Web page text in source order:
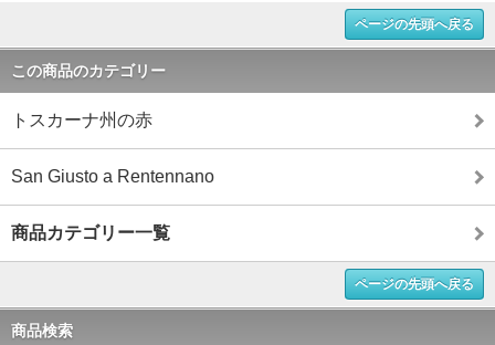
ページの先頭へ戻る
この商品のカテゴリー
トスカーナ州の赤
San Giusto a Rentennano
商品カテゴリー一覧
ページの先頭へ戻る
商品検索